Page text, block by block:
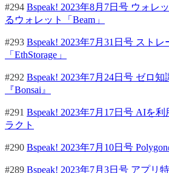
#294 Bspeak! 2023年8月7日号 ウォレ
るウォレット「Beam」
#293 Bspeak! 2023年7月31日号 スト
「EthStorage」
#292 Bspeak! 2023年7月24日号 ゼロ
『Bonsai』
#291 Bspeak! 2023年7月17日号 AIを
ラクト
#290 Bspeak! 2023年7月10日号
#289 Bspeak! 2023年7月3日号 アプリ